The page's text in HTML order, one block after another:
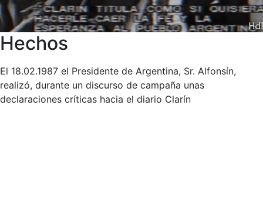
Hechos
El 18.02.1987 el Presidente de Argentina, Sr. Alfonsín,
realizó, durante un discurso de campaña unas
declaraciones críticas hacia el diario Clarín